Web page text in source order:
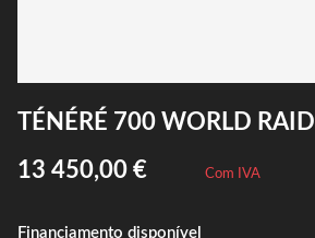
TÉNÉRÉ 700 WORLD RAID
13 450,00 €
Com IVA
Financiamento disponível